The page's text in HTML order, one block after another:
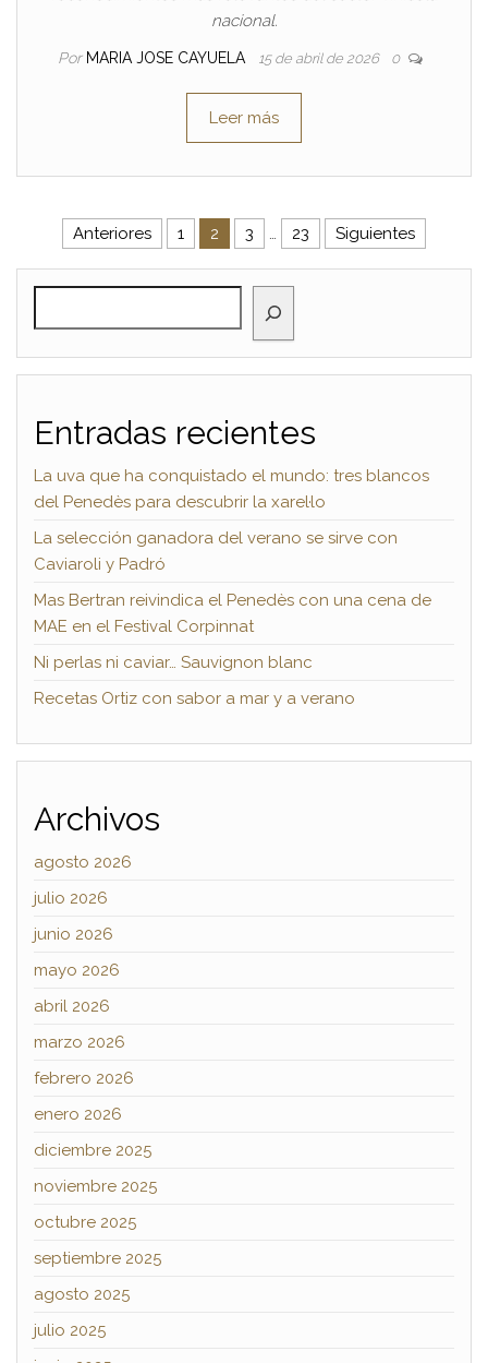
nacional.
Por MARIA JOSE CAYUELA 15 de abril de 2026 0
Leer más
Paginación de entradas
Anteriores 1 2 3 … 23 Siguientes
Entradas recientes
La uva que ha conquistado el mundo: tres blancos
del Penedès para descubrir la xarel·lo
La selección ganadora del verano se sirve con
Caviaroli y Padró
Mas Bertran reivindica el Penedès con una cena de
MAE en el Festival Corpinnat
Ni perlas ni caviar… Sauvignon blanc
Recetas Ortiz con sabor a mar y a verano
Archivos
agosto 2026
julio 2026
junio 2026
mayo 2026
abril 2026
marzo 2026
febrero 2026
enero 2026
diciembre 2025
noviembre 2025
octubre 2025
septiembre 2025
agosto 2025
julio 2025